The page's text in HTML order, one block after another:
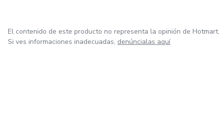
El contenido de este producto no representa la opinión de Hotmart.
Si ves informaciones inadecuadas, denúncialas aquí